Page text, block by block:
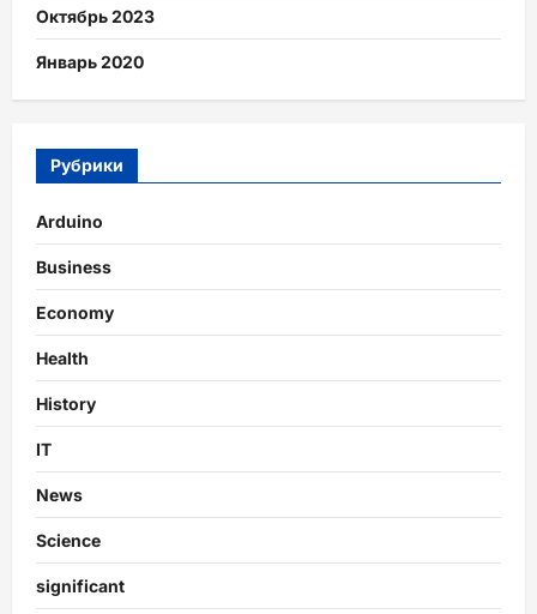
Октябрь 2023
Январь 2020
Рубрики
Arduino
Business
Economy
Health
History
IT
News
Science
significant